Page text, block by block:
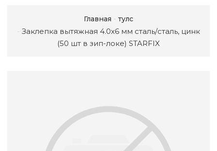
Главная тулс
Заклепка вытяжная 4.0х6 мм сталь/сталь, цинк
(50 шт в зип-локе) STARFIX